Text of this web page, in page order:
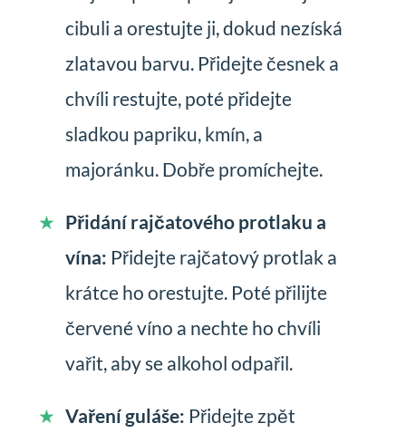
cibuli a orestujte ji, dokud nezíská
zlatavou barvu. Přidejte česnek a
chvíli restujte, poté přidejte
sladkou papriku, kmín, a
majoránku. Dobře promíchejte.
Přidání rajčatového protlaku a
vína: Přidejte rajčatový protlak a
krátce ho orestujte. Poté přilijte
červené víno a nechte ho chvíli
vařit, aby se alkohol odpařil.
Vaření guláše: Přidejte zpět